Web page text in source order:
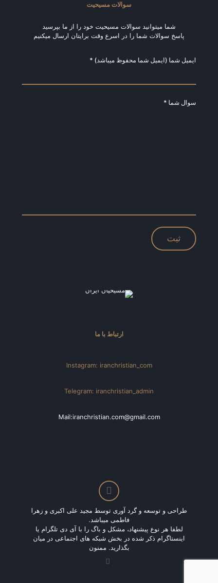
سوالات مسیحیت
شما میتوانید سوالات مسیحیت خود را از ما بپرسید
پاسخ سوالات شما را در اسرع وقت برایتان ارسال میکنیم
ایمیل شما (ایمیل شما محفوظ میباشد) *
سوال شما *
ارتباط با ما
Instagram: iranchristian_com
Telegram: iranchristian_admin
Mail:iranchristian.com@gmail.com
طراحی و توسعه و گرد آوری توسط مجید علی اکبری و زهرا
فاطمی میباشد.
لطفا هر نوع پیشنهاد، مشکل و باگ را با آی دی تلگرام یا
اینستاگرام ذکر شده در بخش شبکه های اجتماعی در میان
بگذارید. ممنون